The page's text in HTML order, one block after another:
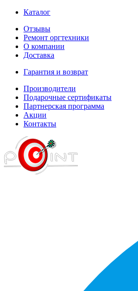
Каталог
Отзывы
Ремонт оргтехники
О компании
Доставка
Гарантия и возврат
Производители
Подарочные сертификаты
Партнерская программа
Акции
Контакты